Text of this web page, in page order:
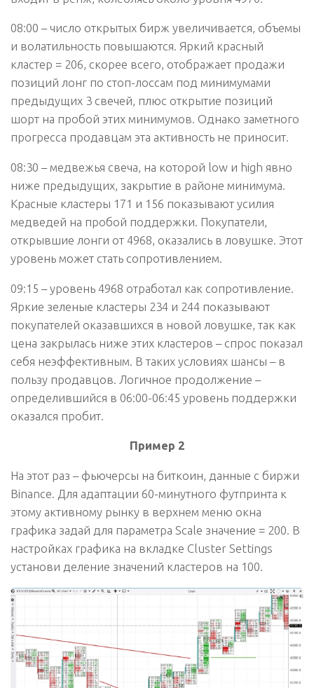
08:00 – число открытых бирж увеличивается, объемы
и волатильность повышаются. Яркий красный
кластер = 206, скорее всего, отображает продажи
позиций лонг по стоп-лоссам под минимумами
предыдущих 3 свечей, плюс открытие позиций
шорт на пробой этих минимумов. Однако заметного
прогресса продавцам эта активность не приносит.
08:30 – медвежья свеча, на которой low и high явно
ниже предыдущих, закрытие в районе минимума.
Красные кластеры 171 и 156 показывают усилия
медведей на пробой поддержки. Покупатели,
открывшие лонги от 4968, оказались в ловушке. Этот
уровень может стать сопротивлением.
09:15 – уровень 4968 отработал как сопротивление.
Яркие зеленые кластеры 234 и 244 показывают
покупателей оказавшихся в новой ловушке, так как
цена закрылась ниже этих кластеров – спрос показал
себя неэффективным. В таких условиях шансы – в
пользу продавцов. Логичное продолжение –
определившийся в 06:00-06:45 уровень поддержки
оказался пробит.
Пример 2
На этот раз – фьючерсы на биткоин, данные с биржи
Binance. Для адаптации 60-минутного футпринта к
этому активному рынку в верхнем меню окна
графика задай для параметра Scale значение = 200. В
настройках графика на вкладке Cluster Settings
установи деление значений кластеров на 100.